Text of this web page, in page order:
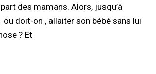
des mamans. Alors, jusqu’à
doit-on , allaiter son bébé sans lui
? Et